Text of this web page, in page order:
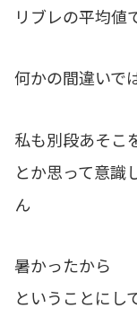
リブレの平均値
何かの間違い
私も別段あそこ
とか思って意識
ん
暑かったから
ということにし